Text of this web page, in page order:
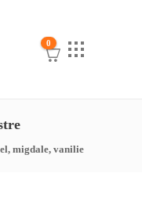
0
migdale, vanilie